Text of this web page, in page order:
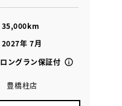
35,000km
2027年 7月
ロングラン保証付
豊橋柱店